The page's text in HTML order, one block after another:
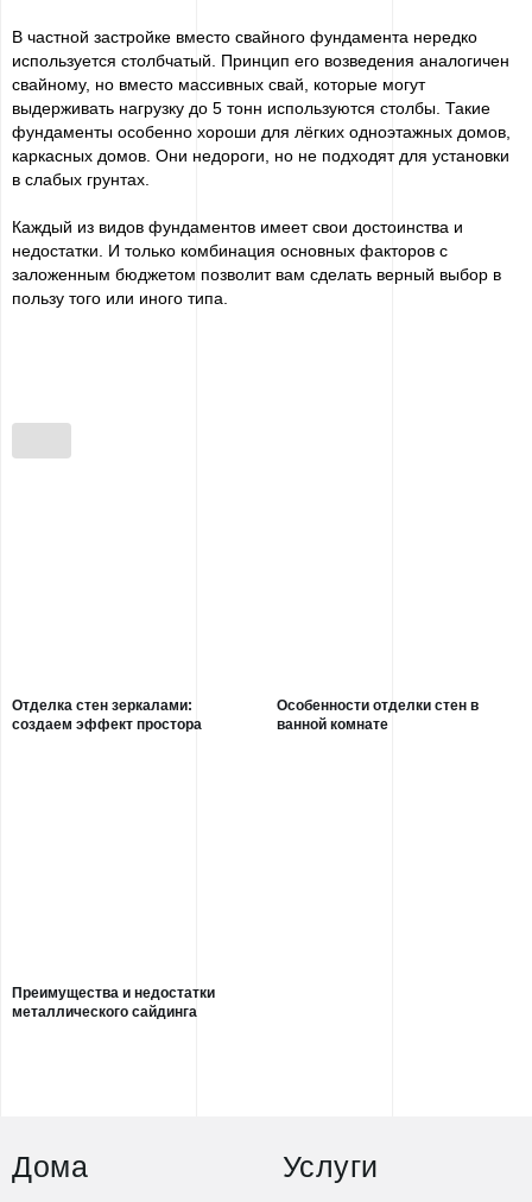
В частной застройке вместо свайного фундамента нередко
используется столбчатый. Принцип его возведения аналогичен
свайному, но вместо массивных свай, которые могут
выдерживать нагрузку до 5 тонн используются столбы. Такие
фундаменты особенно хороши для лёгких одноэтажных домов,
каркасных домов. Они недороги, но не подходят для установки
в слабых грунтах.
Каждый из видов фундаментов имеет свои достоинства и
недостатки. И только комбинация основных факторов с
заложенным бюджетом позволит вам сделать верный выбор в
пользу того или иного типа.
Отделка стен зеркалами:
создаем эффект простора
Особенности отделки стен в
ванной комнате
Преимущества и недостатки
металлического сайдинга
Дома Услуги